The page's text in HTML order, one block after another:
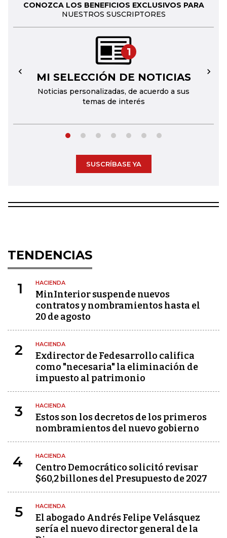
CONOZCA LOS BENEFICIOS EXCLUSIVOS PARA
NUESTROS SUSCRIPTORES
1
MI SELECCIÓN DE NOTICIAS
Noticias personalizadas, de acuerdo a sus
temas de interés
← →
SUSCRÍBASE YA
TENDENCIAS
1 HACIENDA
MinInterior suspende nuevos
contratos y nombramientos hasta el
20 de agosto
2 HACIENDA
Exdirector de Fedesarrollo califica
como "necesaria" la eliminación de
impuesto al patrimonio
3 HACIENDA
Estos son los decretos de los primeros
nombramientos del nuevo gobierno
4 HACIENDA
Centro Democrático solicitó revisar
$60,2 billones del Presupuesto de 2027
5 HACIENDA
El abogado Andrés Felipe Velásquez
sería el nuevo director general de la